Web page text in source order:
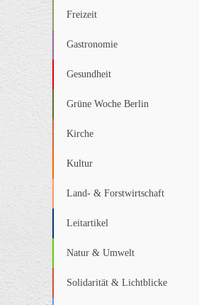
Freizeit
Gastronomie
Gesundheit
Grüne Woche Berlin
Kirche
Kultur
Land- & Forstwirtschaft
Leitartikel
Natur & Umwelt
Solidarität & Lichtblicke